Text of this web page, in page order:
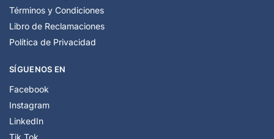
Términos y Condiciones
Libro de Reclamaciones
Política de Privacidad
SÍGUENOS EN
Facebook
Instagram
LinkedIn